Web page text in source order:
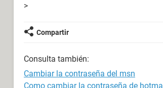
>
Compartir
Consulta también:
Cambiar la contraseña del msn
Como cambiar la contraseña de